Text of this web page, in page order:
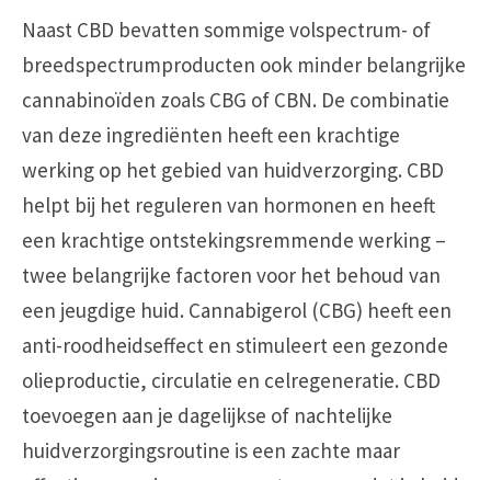
Naast CBD bevatten sommige volspectrum- of
breedspectrumproducten ook minder belangrijke
cannabinoïden zoals CBG of CBN. De combinatie
van deze ingrediënten heeft een krachtige
werking op het gebied van huidverzorging. CBD
helpt bij het reguleren van hormonen en heeft
een krachtige ontstekingsremmende werking –
twee belangrijke factoren voor het behoud van
een jeugdige huid. Cannabigerol (CBG) heeft een
anti-roodheidseffect en stimuleert een gezonde
olieproductie, circulatie en celregeneratie. CBD
toevoegen aan je dagelijkse of nachtelijke
huidverzorgingsroutine is een zachte maar